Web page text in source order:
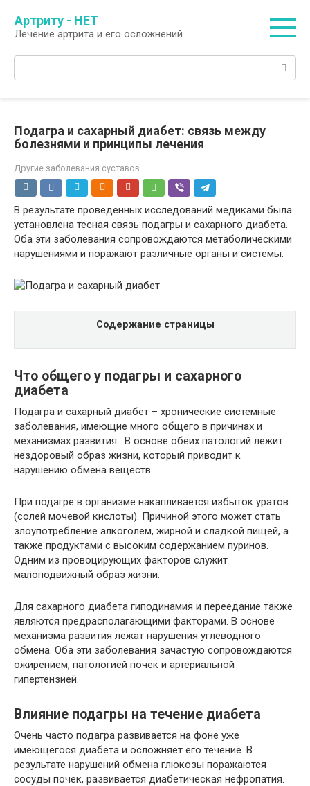
контенту
Артриту - НЕТ
Лечение артрита и его осложнений
Подагра и сахарный диабет: связь между
болезнями и принципы лечения
Другие заболевания суставов
В результате проведенных исследований медиками была
установлена тесная связь подагры и сахарного диабета.
Оба эти заболевания сопровождаются метаболическими
нарушениями и поражают различные органы и системы.
Содержание страницы
Что общего у подагры и сахарного
диабета
Подагра и сахарный диабет – хронические системные
заболевания, имеющие много общего в причинах и
механизмах развития. В основе обеих патологий лежит
нездоровый образ жизни, который приводит к
нарушению обмена веществ.
При подагре в организме накапливается избыток уратов
(солей мочевой кислоты). Причиной этого может стать
злоупотребление алкоголем, жирной и сладкой пищей, а
также продуктами с высоким содержанием пуринов.
Одним из провоцирующих факторов служит
малоподвижный образ жизни.
Для сахарного диабета гиподинамия и переедание также
являются предрасполагающими факторами. В основе
механизма развития лежат нарушения углеводного
обмена. Оба эти заболевания зачастую сопровождаются
ожирением, патологией почек и артериальной
гипертензией.
Влияние подагры на течение диабета
Очень часто подагра развивается на фоне уже
имеющегося диабета и осложняет его течение. В
результате нарушений обмена глюкозы поражаются
сосуды почек, развивается диабетическая нефропатия.